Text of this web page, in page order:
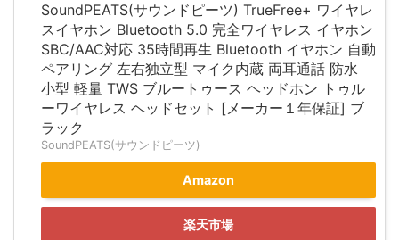
SoundPEATS(サウンドピーツ) TrueFree+ ワイヤレ
スイヤホン Bluetooth 5.0 完全ワイヤレス イヤホン
SBC/AAC対応 35時間再生 Bluetooth イヤホン 自動
ペアリング 左右独立型 マイク内蔵 両耳通話 防水
小型 軽量 TWS ブルートゥース ヘッドホン トゥル
ーワイヤレス ヘッドセット [メーカー１年保証] ブ
ラック
SoundPEATS(サウンドピーツ)
Amazon
楽天市場